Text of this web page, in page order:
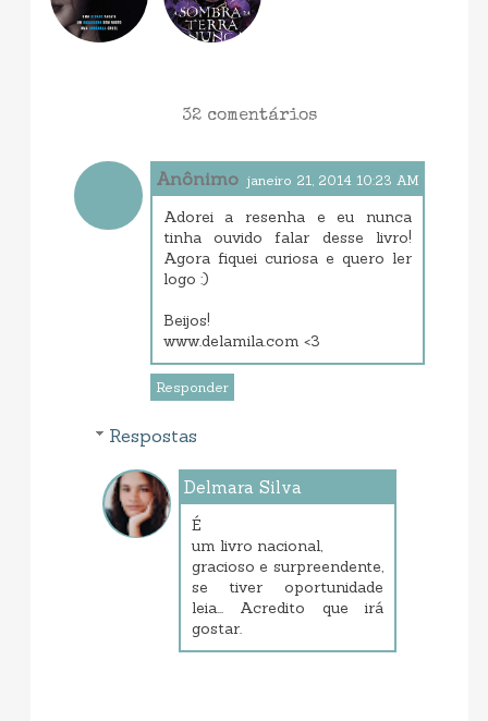
32 comentários
Anônimo janeiro 21, 2014 10:23 AM
Adorei a resenha e eu nunca
tinha ouvido falar desse livro!
Agora fiquei curiosa e quero ler
logo :)
Beijos!
www.delamila.com <3
Responder
Respostas
Delmara Silva
É
um livro nacional,
gracioso e surpreendente,
se tiver oportunidade
leia... Acredito que irá
gostar.